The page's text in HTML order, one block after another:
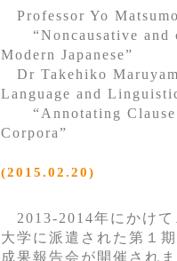
Professor Yo
“Noncausative and
Modern Japanese”
Dr Takehiko
Language and
“Annotating Clause
Corpora”
(2015.02.20)
2013-2014年にかけて
大学に派遣された第１
成果報告会が開催され